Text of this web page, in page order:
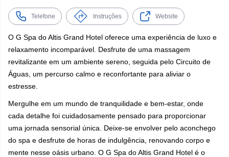
Telefone Instruções Website
O G Spa do Altis Grand Hotel oferece uma experiência de luxo e
relaxamento incomparável. Desfrute de uma massagem
revitalizante em um ambiente sereno, seguida pelo Circuito de
Águas, um percurso calmo e reconfortante para aliviar o
estresse.
Mergulhe em um mundo de tranquilidade e bem-estar, onde
cada detalhe foi cuidadosamente pensado para proporcionar
uma jornada sensorial única. Deixe-se envolver pelo aconchego
do spa e desfrute de horas de indulgência, renovando corpo e
mente nesse oásis urbano. O G Spa do Altis Grand Hotel é o